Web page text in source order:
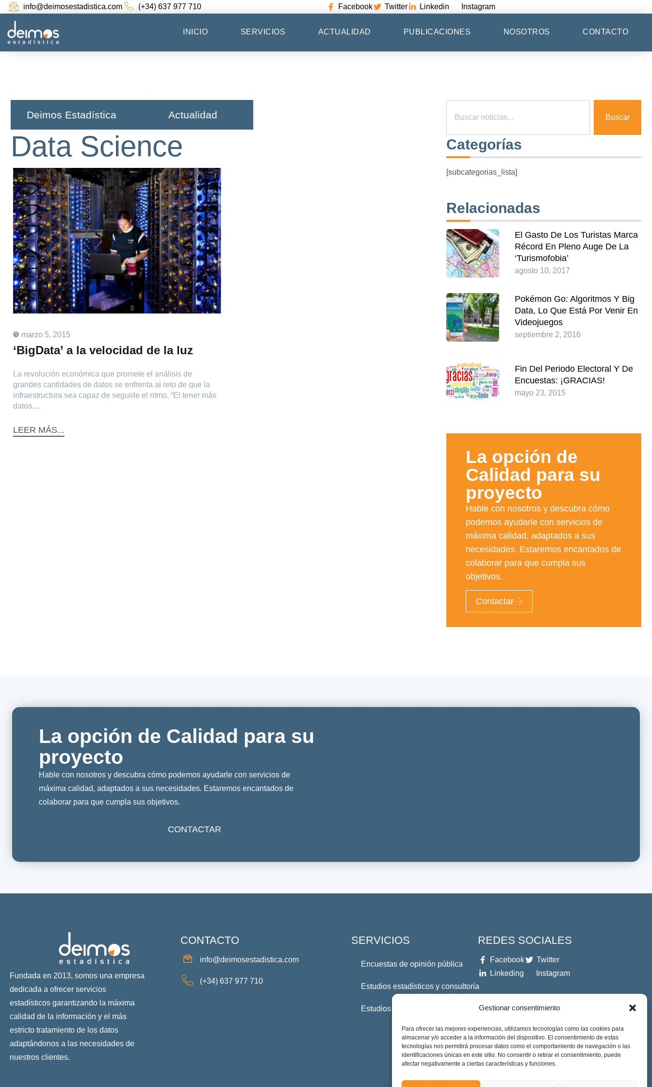
Gestionar consentimiento
Para ofrecer las mejores experiencias, utilizamos tecnologías como las cookies para
almacenar y/o acceder a la información del dispositivo. El consentimiento de estas
tecnologías nos permitirá procesar datos como el comportamiento de navegación o las
identificaciones únicas en este sitio. No consentir o retirar el consentimiento, puede
afectar negativamente a ciertas características y funciones.
info@deimosestadistica.com (+34) 637 977 710 Facebook Twitter Linkedin Instagram
INICIO SERVICIOS ACTUALIDAD PUBLICACIONES NOSOTROS CONTACTO
Buscar
Categorías
[subcategorias_lista]
Relacionadas
El Gasto De Los Turistas Marca
Récord En Pleno Auge De La
‘turismofobia’
agosto 10, 2017
Pokémon Go: Algoritmos Y Big
Data, Lo Que Está Por Venir En
Videojuegos
septiembre 2, 2016
Fin Del Periodo Electoral Y De
Encuestas: ¡GRACIAS!
mayo 23, 2015
La opción de
Calidad para su
proyecto​
Hable con nosotros y descubra cómo
podemos ayudarle con servicios de
máxima calidad, adaptados a sus
necesidades. Estaremos encantados de
colaborar para que cumpla sus
objetivos.
Contactar
Deimos Estadística​ Actualidad
Data Science
marzo 5, 2015
‘BigData’ a la velocidad de la luz
La revolución económica que promete el análisis de
grandes cantidades de datos se enfrenta al reto de que la
infraestructura sea capaz de seguirle el ritmo. “El tener más
datos....
LEER MÁS...
La opción de Calidad para su
proyecto
Hable con nosotros y descubra cómo podemos ayudarle con servicios de
máxima calidad, adaptados a sus necesidades. Estaremos encantados de
colaborar para que cumpla sus objetivos.
CONTACTAR
Fundada en 2013, somos una empresa
dedicada a ofrecer servicios
estadísticos garantizando la máxima
calidad de la información y el más
estricto tratamiento de los datos
adaptándonos a las necesidades de
nuestros clientes.
CONTACTO
info@deimosestadistica.com
(+34) 637 977 710
SERVICIOS
Encuestas de opinión pública
Estudios estadísticos y consultoría
Estudios Profesionales
REDES SOCIALES
Facebook
Twitter
Linkeding
Instagram